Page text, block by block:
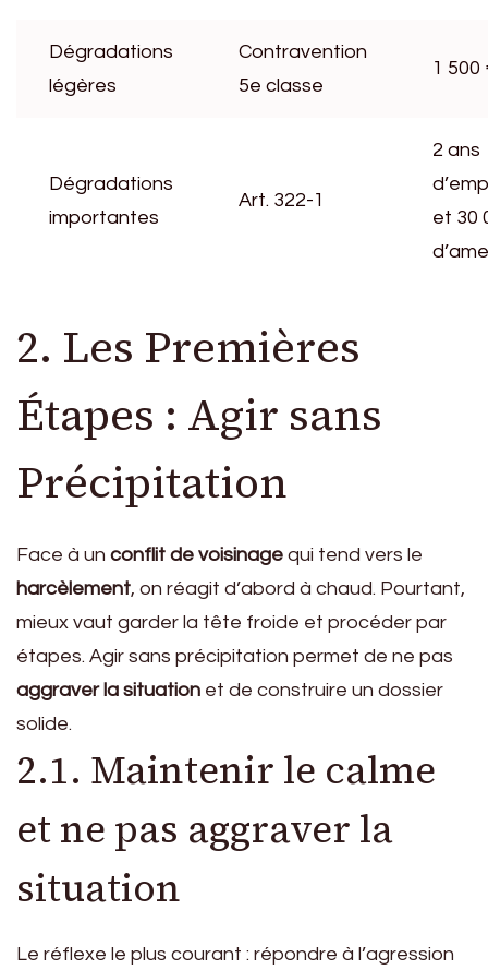
Dégradations
légères
Contravention
5e classe
1 500
Dégradations
importantes
Art. 322-1
2 ans
et 30
2. Les Premières
Étapes : Agir sans
Précipitation
Face à un conflit de voisinage qui tend vers le
harcèlement, on réagit d’abord à chaud. Pourtant,
mieux vaut garder la tête froide et procéder par
étapes. Agir sans précipitation permet de ne pas
aggraver la situation et de construire un dossier
solide.
2.1. Maintenir le calme
et ne pas aggraver la
situation
Le réflexe le plus courant : répondre à l’agression